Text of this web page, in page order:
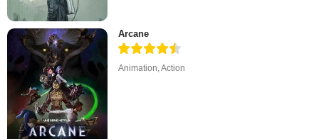
Arcane
Animation,Action